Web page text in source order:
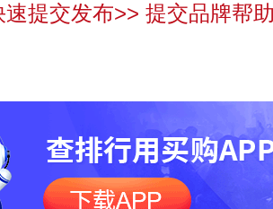
速提交发布>> 提交品牌帮